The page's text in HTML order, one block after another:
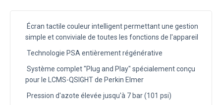
Écran tactile couleur intelligent permettant une gestion
simple et conviviale de toutes les fonctions de l'appareil
Technologie PSA entièrement régénérative
Système complet "Plug and Play" spécialement conçu
pour le LCMS-QSIGHT de Perkin Elmer
Pression d'azote élevée jusqu'à 7 bar (101 psi)